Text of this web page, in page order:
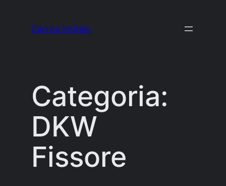
Carros Inúteis
Categoria:
DKW
Fissore